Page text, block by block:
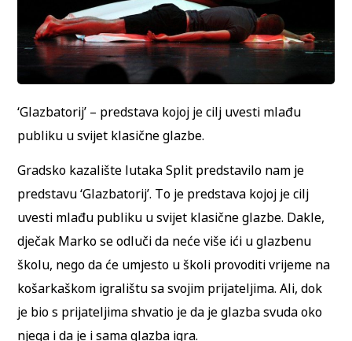
‘Glazbatorij’ – predstava kojoj je cilj uvesti mlađu
publiku u svijet klasične glazbe.
Gradsko kazalište lutaka Split predstavilo nam je
predstavu ‘Glazbatorij’. To je predstava kojoj je cilj
uvesti mlađu publiku u svijet klasične glazbe. Dakle,
dječak Marko se odluči da neće više ići u glazbenu
školu, nego da će umjesto u školi provoditi vrijeme na
košarkaškom igralištu sa svojim prijateljima. Ali, dok
je bio s prijateljima shvatio je da je glazba svuda oko
njega i da je i sama glazba igra.